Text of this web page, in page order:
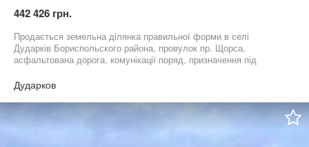
442 426 грн.
Продається земельна ділянка правильної форми в селі
Дударків Бориспольского района, провулок пр. Щорса,
асфальтована дорога, комунікації поряд, призначення під
Дударков